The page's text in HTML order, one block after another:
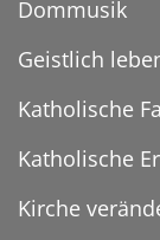
Dommusik
Geistlich
Katholische
Katholische
Kirche